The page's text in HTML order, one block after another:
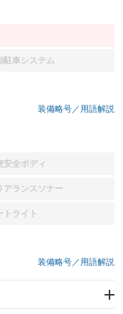
駐車システム
備なし
装備略号／用語解説
安全ボディ
備なし
アランスソナー
備なし
トライト
備なし
装備略号／用語解説